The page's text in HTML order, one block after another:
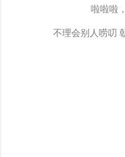
啦啦啦
不理会别人唠叨